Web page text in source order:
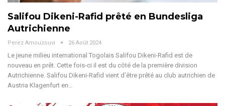
Salifou Dikeni-Rafid prêté en Bundesliga
Autrichienne
Perez Amouzouvi 26 Août 2024
Le jeune milieu international Togolais Salifou Dikeni-Rafid est de
nouveau en prêt. Cette fois-ci il est du côté de la première division
Autrichienne. Salifou Dikeni-Rafid vient d’être prêté au club autrichien de
Austria Klagenfurt en…